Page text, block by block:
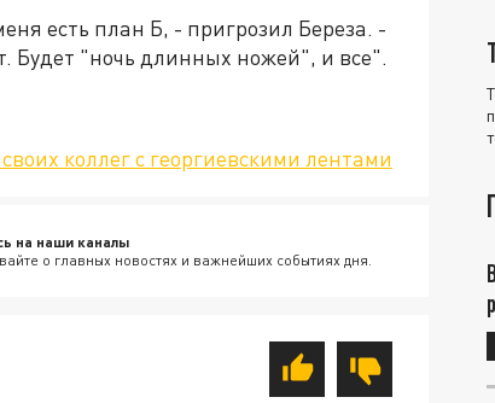
есть план Б, - пригрозил Береза. -
Будет "ночь длинных ножей", и все".
коллег с георгиевскими лентами
на наши каналы
о главных новостях и важнейших событиях дня.